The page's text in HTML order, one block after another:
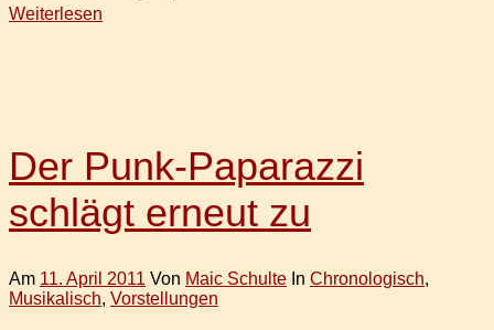
Weiterlesen
Der Punk-Paparazzi
schlägt erneut zu
Am 11. April 2011 Von Maic Schulte In Chronologisch,
Musikalisch, Vorstellungen